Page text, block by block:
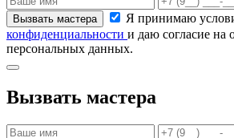
Я принимаю
конфиденциальности и даю согласие на
персональных данных.
Вызвать мастера